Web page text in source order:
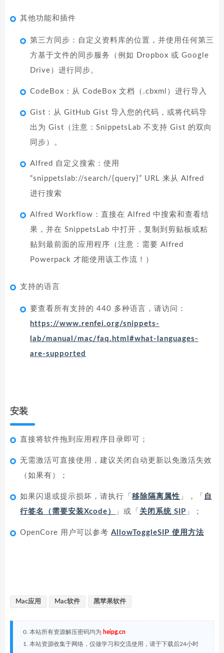
其他功能和插件
第三方同步：自定义资料库的位置，并使用任何第三
方基于文件的同步服务（例如 Dropbox 或 Google
Drive）进行同步。
CodeBox：从 CodeBox 文档（.cbxml）进行导入
Gist：从 GitHub Gist 导入您的代码，或将代码导
出为 Gist（注意：SnippetsLab 不支持 Gist 的双向
同步）。
Alfred 自定义搜索：使用
“snippetslab://search/{query}” URL 来从 Alfred
进行搜索
Alfred Workflow：直接在 Alfred 中搜索和查看结
果，并在 SnippetsLab 中打开，复制到剪贴板或粘
贴到最前面的应用程序（注意：需要 Alfred
Powerpack 才能使用该工作流！）
支持的语言
要查看所有支持的 440 多种语言，请访问：
https://www.renfei.org/snippets-
lab/manual/mac/faq.html#what-languages-
are-supported
安装
直接将软件拖到应用程序目录即可；
无需激活可直接使用，建议关闭自动更新以免激活失效
（如果有）；
如果闪退或提示损坏，请执行「 移除隔离属性 」，「 自
行签名（需要安装Xcode）
」或「 关闭系统 SIP 」；
OpenCore 用户可以参考 AllowToggleSIP 使用方法
Mac应用 Mac软件 黑苹果软件
0. 本站所有资源解压密码均为 heipg.cn
1. 本站资源收集于网络，仅做学习和交流使用，请于下载后24小时